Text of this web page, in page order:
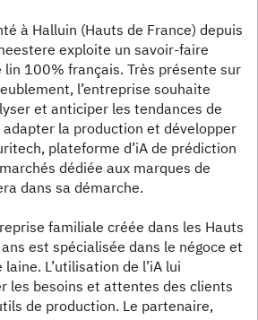
à Halluin (Hauts de France) depuis
exploite un savoir-faire
100% français. Très présente sur
l’entreprise souhaite
et anticiper les tendances de
la production et développer
plateforme d’iA de prédiction
dédiée aux marques de
dans sa démarche.
familiale créée dans les Hauts
est spécialisée dans le négoce et
L’utilisation de l’iA lui
les besoins et attentes des clients
de production. Le partenaire,